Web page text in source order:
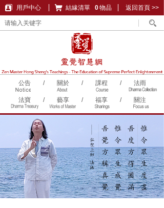
結緣清單
購物車 0物品
用戶中心 返回首頁 >>
公告/ 關於/ 課程 / 法雨
法寶/ 藝享/ 福享/ 關注